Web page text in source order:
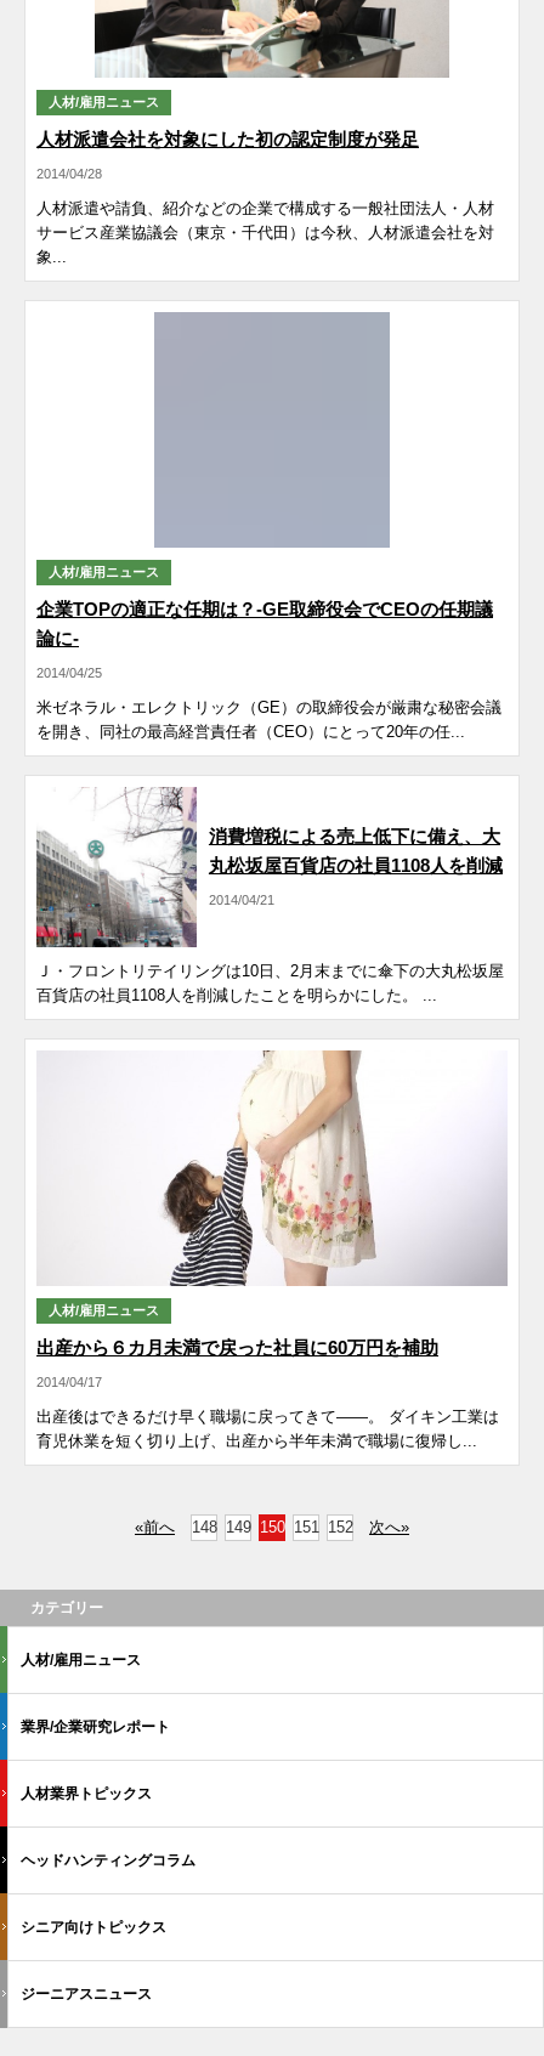
人材/雇用ニュース
人材派遣会社を対象にした初の認定制度が発足
2014/04/28
人材派遣や請負、紹介などの企業で構成する一般社団法人・人材
サービス産業協議会（東京・千代田）は今秋、人材派遣会社を対
象...
人材/雇用ニュース
企業TOPの適正な任期は？-GE取締役会でCEOの任期議
論に-
2014/04/25
米ゼネラル・エレクトリック（GE）の取締役会が厳粛な秘密会議
を開き、同社の最高経営責任者（CEO）にとって20年の任...
消費増税による売上低下に備え、大
丸松坂屋百貨店の社員1108人を削減
2014/04/21
Ｊ・フロントリテイリングは10日、2月末までに傘下の大丸松坂屋
百貨店の社員1108人を削減したことを明らかにした。 ...
人材/雇用ニュース
出産から６カ月未満で戻った社員に60万円を補助
2014/04/17
出産後はできるだけ早く職場に戻ってきて――。 ダイキン工業は
育児休業を短く切り上げ、出産から半年未満で職場に復帰し...
«前へ 148 149 150 151 152 次へ»
カテゴリー
人材/雇用ニュース
業界/企業研究レポート
人材業界トピックス
ヘッドハンティングコラム
シニア向けトピックス
ジーニアスニュース